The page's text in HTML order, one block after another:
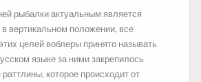
рыбалки актуальным является
вертикальном положении, все
целей воблеры принято называть
языке за ними закрепилось
которое происходит от